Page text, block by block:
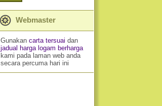
Webmaster
Gunakan carta tersuai dan
jadual harga logam berharga
kami pada laman web anda
secara percuma hari ini